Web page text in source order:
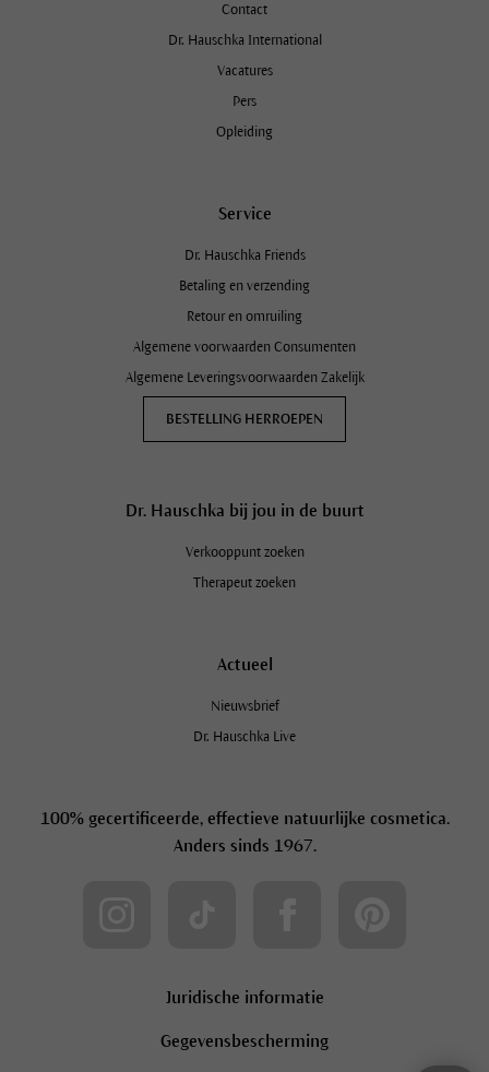
Contact
Dr. Hauschka International
Vacatures
Pers
Opleiding
Service
Dr. Hauschka Friends
Betaling en verzending
Retour en omruiling
Algemene voorwaarden Consumenten
Algemene Leveringsvoorwaarden Zakelijk
BESTELLING HERROEPEN
Dr. Hauschka bij jou in de buurt
Verkooppunt zoeken
Therapeut zoeken
Actueel
Nieuwsbrief
Dr. Hauschka Live
100% gecertificeerde, effectieve natuurlijke cosmetica.
Anders sinds 1967.
Juridische informatie
Gegevensbescherming